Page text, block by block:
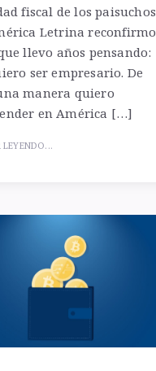
fiscal de los paisuchos
Letrina reconfirmo
llevo años pensando:
ser empresario. De
manera quiero
en América […]
LEYENDO...